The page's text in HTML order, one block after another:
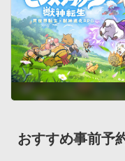
ていきます。日没の20
(Ver5.7新機能)【使い方
最初にニックネームを
どちらかを選択します
(初期値5000m)のオー
始めます。
Map)に取締りの種別毎
おすすめ事前予